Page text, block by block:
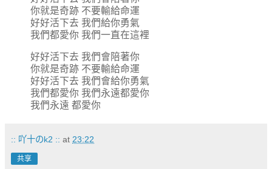
你就是奇跡 不要輸給命運
好好活下去 我們給你勇氣
我們都愛你 我們一直在這裡
好好活下去 我們會陪著你
你就是奇跡 不要輸給命運
好好活下去 我們會給你勇氣
我們都愛你 我們永遠都愛你
我們永遠 都愛你
:: 吖十のk2 :: at 23:22
共享